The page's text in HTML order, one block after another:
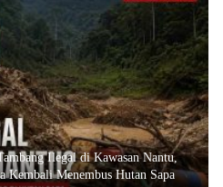
Ilegal di Kawasan Nantu,
Kembali Menembus Hutan Sapa